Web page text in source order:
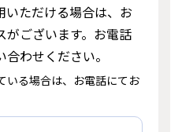
いただける場合は、お
がございます。お電話
わせください。
いる場合は、お電話にてお